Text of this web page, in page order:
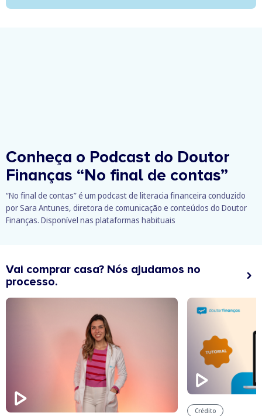
Conheça o Podcast do Doutor
Finanças “No final de contas”
“No final de contas” é um podcast de literacia financeira conduzido
por Sara Antunes, diretora de comunicação e conteúdos do Doutor
Finanças. Disponível nas plataformas habituais
Vai comprar casa? Nós ajudamos no
processo.
Crédito